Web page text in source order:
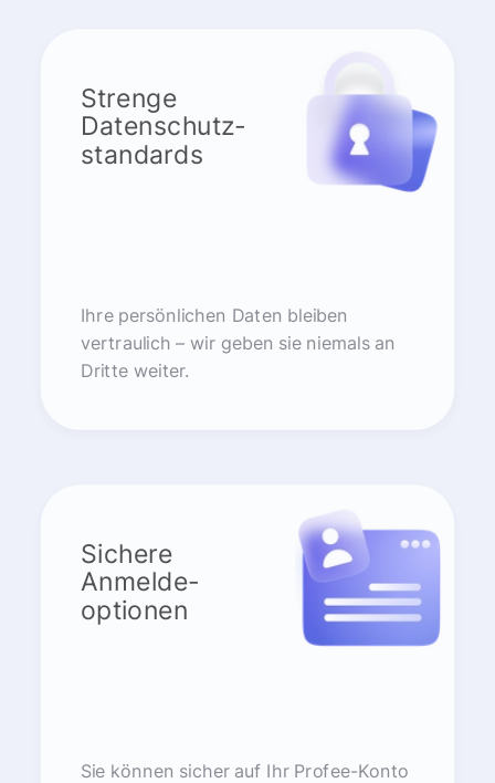
Strenge
Datenschutz-
standards
Ihre persönlichen Daten bleiben
vertraulich – wir geben sie niemals an
Dritte weiter.
Sichere
Anmelde-
optionen
Sie können sicher auf Ihr Profee-Konto